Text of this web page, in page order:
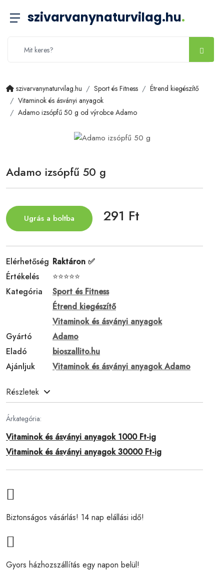
szivarvanynaturvilag.hu.
szivarvanynaturvilag.hu Sport és Fitness
Étrend kiegészítő
Vitaminok és ásványi anyagok
Adamo izsópfű 50 g od výrobce Adamo
Adamo izsópfű 50 g
Ugrás a boltba 291 Ft
Elérhetőség Raktáron ✅
Értékelés
⭐⭐⭐⭐⭐
Kategória
Sport és Fitness
Étrend kiegészítő
Vitaminok és ásványi anyagok
Gyártó
Adamo
Eladó
bioszallito.hu
Ajánljuk
Vitaminok és ásványi anyagok Adamo
Részletek
Árkategória:
Vitaminok és ásványi anyagok 1000 Ft-ig
Vitaminok és ásványi anyagok 30000 Ft-ig
Biztonságos vásárlás! 14 nap elállási idő!
Gyors házhozszállítás egy napon belül!